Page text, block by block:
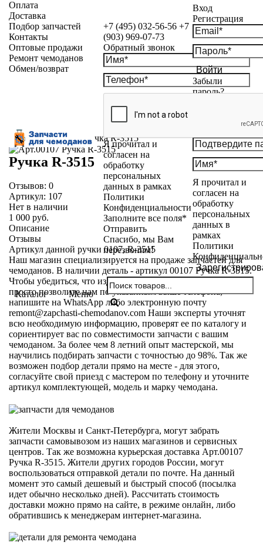
+7 (495) 032-56-56 +7
(903) 969-07-73
Обратный звонок
Я прочитал и
согласен на
обработку
персональных
данных в рамках
Политики
Конфиденциальности
Заполните все поля*
Отправить
Спасибо, мы Вам
перезвоним!
Вход
Регистрация
Войти
Забыли
пароль?
Я прочитал и
согласен на
обработку
персональных
данных в
рамках
Политики
Каталог Меню
Оплата
Доставка
Подбор запчастей
Контакты
Оптовые продажи
Ремонт чемоданов
Обмен/возврат
Каталог»Ручки»Ручка R-3515
Ручка R-3515
Отзывов: 0
Артикул: 107
Нет в наличии
1 000 руб.
Описание
Отзывы
Артикул данной ручки 0107, R-3515
Наш магазин специализируется на продаже запчастей для
чемоданов. В наличии деталь - артикул 00107 Ручка R-3515.
Чтобы убедиться, что изделие подойдет для вашей модели,
просто позволите нам по указанным выше телефона,
напишите на WhatsApp либо электронную почту
remont@zapchasti-chemodanov.com Наши эксперты уточнят
всю необходимую информацию, проверят ее по каталогу и
сориентирует вас по совместимости запчасти с вашим
чемоданом. За более чем 8 летний опыт мастерской, мы
научились подбирать запчасти с точностью до 98%. Так же
возможен подбор детали прямо на месте - для этого,
согласуйте свой приезд с мастером по телефону и уточните
артикул комплектующей, модель и марку чемодана.
Жители Москвы и Санкт-Петербурга, могут забрать
запчасти самовывозом из наших магазинов и сервисных
центров. Так же возможна курьерская доставка Арт.00107
Ручка R-3515. Жители других городов России, могут
воспользоваться отправкой детали по почте. На данный
момент это самый дешевый и быстрый способ (посылка
идет обычно несколько дней). Рассчитать стоимость
доставки можно прямо на сайте, в режиме онлайн, либо
обратившись к менеджерам интернет-магазина.